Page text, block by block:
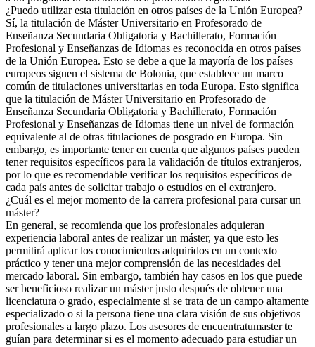
¿Puedo utilizar esta titulación en otros países de la Unión Europea?
Sí, la titulación de Máster Universitario en Profesorado de
Enseñanza Secundaria Obligatoria y Bachillerato, Formación
Profesional y Enseñanzas de Idiomas es reconocida en otros países
de la Unión Europea. Esto se debe a que la mayoría de los países
europeos siguen el sistema de Bolonia, que establece un marco
común de titulaciones universitarias en toda Europa. Esto significa
que la titulación de Máster Universitario en Profesorado de
Enseñanza Secundaria Obligatoria y Bachillerato, Formación
Profesional y Enseñanzas de Idiomas tiene un nivel de formación
equivalente al de otras titulaciones de posgrado en Europa. Sin
embargo, es importante tener en cuenta que algunos países pueden
tener requisitos específicos para la validación de títulos extranjeros,
por lo que es recomendable verificar los requisitos específicos de
cada país antes de solicitar trabajo o estudios en el extranjero.
¿Cuál es el mejor momento de la carrera profesional para cursar un
máster?
En general, se recomienda que los profesionales adquieran
experiencia laboral antes de realizar un máster, ya que esto les
permitirá aplicar los conocimientos adquiridos en un contexto
práctico y tener una mejor comprensión de las necesidades del
mercado laboral. Sin embargo, también hay casos en los que puede
ser beneficioso realizar un máster justo después de obtener una
licenciatura o grado, especialmente si se trata de un campo altamente
especializado o si la persona tiene una clara visión de sus objetivos
profesionales a largo plazo. Los asesores de encuentratumaster te
guían para determinar si es el momento adecuado para estudiar un